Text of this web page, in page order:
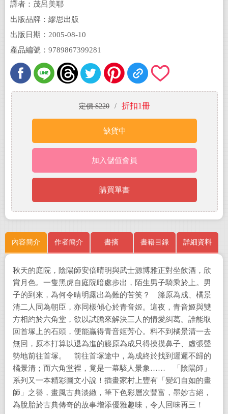
村上豐
譯者：茂呂美耶
出版品牌：繆思出版
出版日期：2005-08-10
產品編號：9789867399281
定價 $220 / 折扣1冊
缺貨中
加入儲值會員
購買單書
內容簡介 作者簡介 書摘 書籍目錄 詳細資料
秋天的庭院，陰陽師安倍晴明與武士源博雅正對坐飲酒，欣
賞月色。一隻黑虎自庭院暗處步出，陌生男子騎乘於上。男
子的到來，為何令晴明露出為難的苦笑？ 籐原為成、橘景
清二人同為朝臣，亦同樣傾心於青音姬。這夜，青音姬與雙
方相約於六角堂，欲以試膽來解決三人的情愛糾葛。誰能取
回首塚上的石頭，便能贏得青音姬芳心。料不到橘景清一去
無回，原本打算以退為進的籐原為成只得摸摸鼻子、虛張聲
勢地前往首塚。 前往首塚途中，為成終於找到遲遲不歸的
橘景清；而六角堂裡，竟是一幕駭人景象…… 「陰陽師」
系列又一本精彩圖文小說！插畫家村上豐有「變幻自如的畫
師」之譽，畫風古典淡緻，筆下色彩層次豐富，墨妙古絕，
為脫胎於古典傳奇的故事增添優雅趣味，令人回味再三！